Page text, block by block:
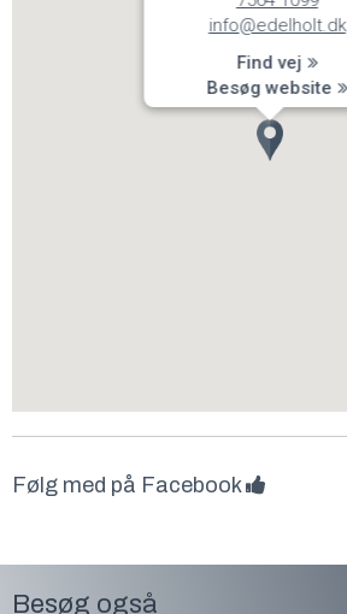
info@edelholt.dk
Find vej
Besøg website
Følg med på Facebook
Besøg også